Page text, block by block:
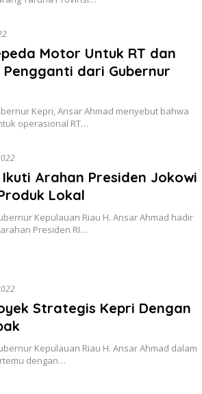
Motor Untuk RT dan
Pengganti dari Gubernur
Kepri, Ansar Ahmad menyebut bahwa
operasional RT…
Arahan Presiden Jokowi
Lokal
Kepulauan Riau H. Ansar Ahmad hadir
Presiden RI…
Strategis Kepri Dengan
Kepulauan Riau H. Ansar Ahmad dalam
dengan…